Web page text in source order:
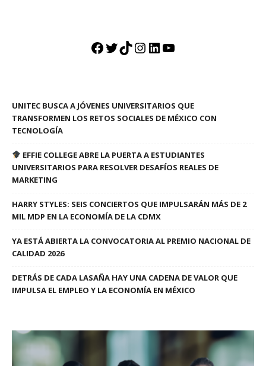
Facebook
Twitter
TikTok
Instagram
LinkedIn
YouTube
UNITEC BUSCA A JÓVENES UNIVERSITARIOS QUE
TRANSFORMEN LOS RETOS SOCIALES DE MÉXICO CON
TECNOLOGÍA
EFFIE COLLEGE ABRE LA PUERTA A ESTUDIANTES
UNIVERSITARIOS PARA RESOLVER DESAFÍOS REALES DE
MARKETING
HARRY STYLES: SEIS CONCIERTOS QUE IMPULSARÁN MÁS DE 2
MIL MDP EN LA ECONOMÍA DE LA CDMX
YA ESTÁ ABIERTA LA CONVOCATORIA AL PREMIO NACIONAL DE
CALIDAD 2026
DETRÁS DE CADA LASAÑA HAY UNA CADENA DE VALOR QUE
IMPULSA EL EMPLEO Y LA ECONOMÍA EN MÉXICO